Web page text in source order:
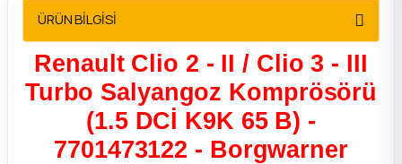
Parça
ÜRÜN BİLGİSİ
Renault Clio 2 - II / Clio 3 - III
Turbo Salyangoz Komprösörü
(1.5 DCİ K9K 65 B) -
7701473122 - Borgwarner